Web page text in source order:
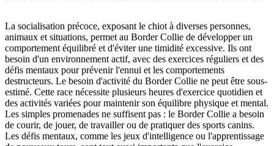
La socialisation précoce, exposant le chiot à diverses personnes,
animaux et situations, permet au Border Collie de développer un
comportement équilibré et d'éviter une timidité excessive. Ils ont
besoin d'un environnement actif, avec des exercices réguliers et des
défis mentaux pour prévenir l'ennui et les comportements
destructeurs. Le besoin d'activité du Border Collie ne peut être sous-
estimé. Cette race nécessite plusieurs heures d'exercice quotidien et
des activités variées pour maintenir son équilibre physique et mental.
Les simples promenades ne suffisent pas : le Border Collie a besoin
de courir, de jouer, de travailler ou de pratiquer des sports canins.
Les défis mentaux, comme les jeux d'intelligence ou l'apprentissage